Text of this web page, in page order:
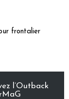
frontalier
l’Outback